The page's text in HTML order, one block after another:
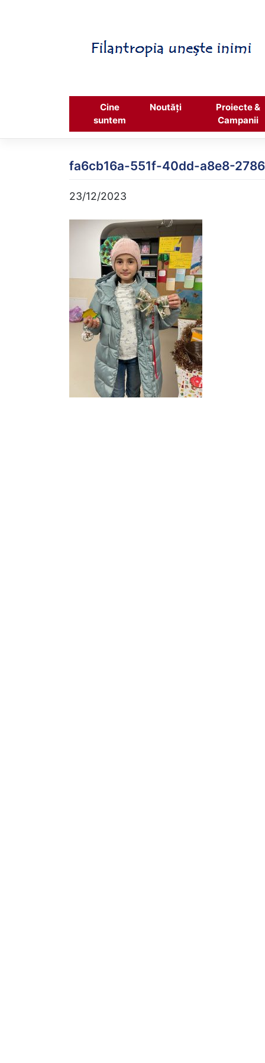
Cine
suntem
Noutăți
Proiecte &
Campanii
fa6cb16a-551f-40dd-a8e8-
23/12/2023